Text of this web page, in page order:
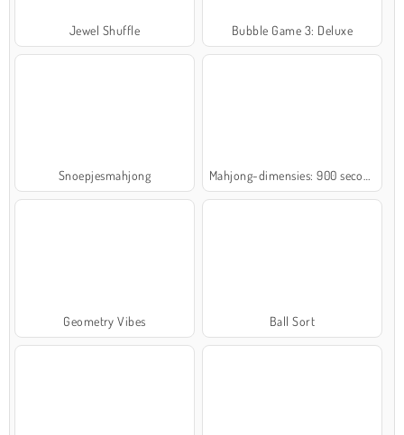
Jewel Shuffle Bubble Game 3: Deluxe
Snoepjesmahjong
Geometry Vibes Ball Sort